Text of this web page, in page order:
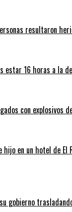
resultaron
estar 16 horas a la
con explosivos
en un hotel de
gobierno